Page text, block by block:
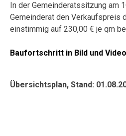
In der Gemeinderatssitzung am
Gemeinderat den Verkaufspreis
einstimmig auf 230,00 € je qm
Baufortschritt in Bild und Video
Übersichtsplan, Stand: 01.08